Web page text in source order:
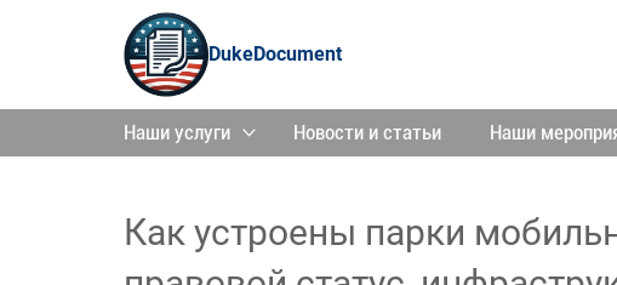
DukeDocument
Наши услуги Новости и статьи Наши
Как устроены парки